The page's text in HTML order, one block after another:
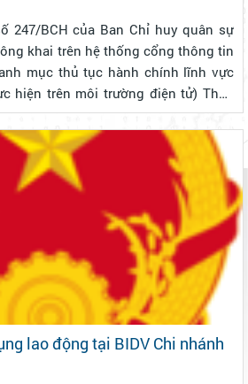
247/BCH của Ban Chỉ huy quân sự
khai trên hệ thống cổng thông tin
mục thủ tục hành chính lĩnh vực
trên môi trường điện tử) Thực
QĐ-BQP ngày 26/6/2026 của Bộ
lao động tại BIDV Chi nhánh